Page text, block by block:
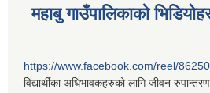
महाबु गाउँपालिकाको
https://www.facebook.com/reel/
विद्यार्थीका अधिभावकहरुको लागि जीवन